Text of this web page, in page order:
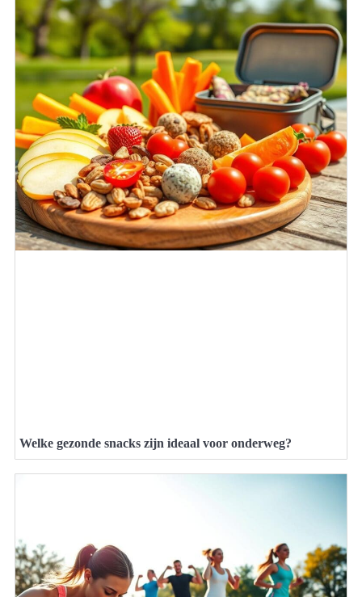
Welke gezonde snacks zijn ideaal voor onderweg?